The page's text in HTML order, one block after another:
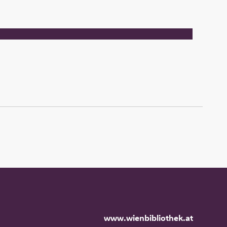
www.wienbibliothek.at